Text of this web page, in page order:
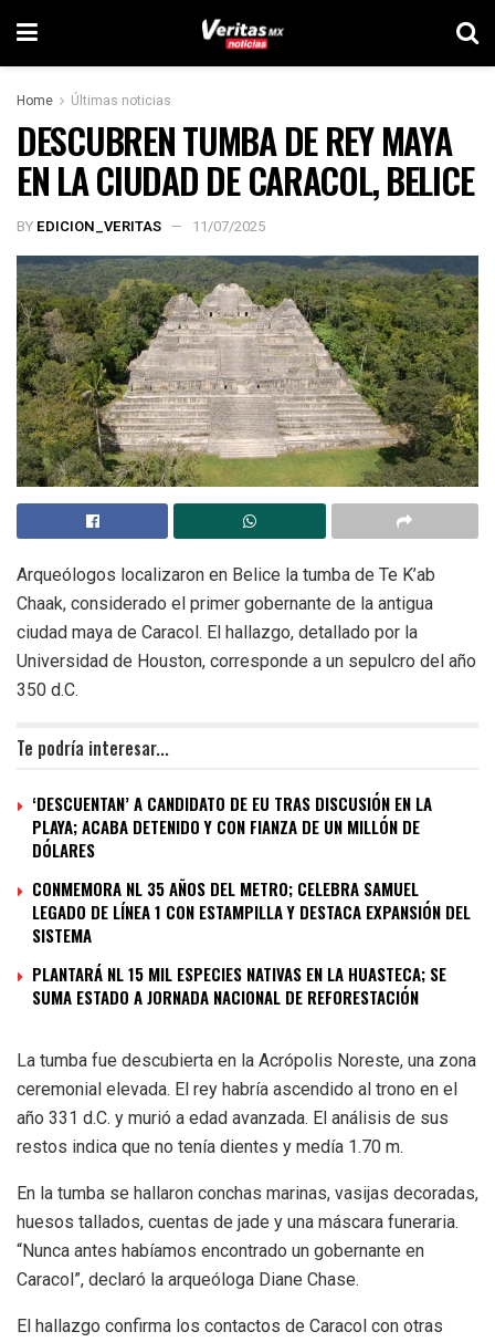
Home Últimas noticias
DESCUBREN TUMBA DE REY MAYA
EN LA CIUDAD DE CARACOL, BELICE
BY EDICION_VERITAS 11/07/2025
Arqueólogos localizaron en Belice la tumba de Te K’ab
Chaak, considerado el primer gobernante de la antigua
ciudad maya de Caracol. El hallazgo, detallado por la
Universidad de Houston, corresponde a un sepulcro del año
350 d.C.
Te podría interesar...
‘DESCUENTAN’ A CANDIDATO DE EU TRAS DISCUSIÓN EN LA
PLAYA; ACABA DETENIDO Y CON FIANZA DE UN MILLÓN DE
DÓLARES
CONMEMORA NL 35 AÑOS DEL METRO; CELEBRA SAMUEL
LEGADO DE LÍNEA 1 CON ESTAMPILLA Y DESTACA EXPANSIÓN DEL
SISTEMA
PLANTARÁ NL 15 MIL ESPECIES NATIVAS EN LA HUASTECA; SE
SUMA ESTADO A JORNADA NACIONAL DE REFORESTACIÓN
La tumba fue descubierta en la Acrópolis Noreste, una zona
ceremonial elevada. El rey habría ascendido al trono en el
año 331 d.C. y murió a edad avanzada. El análisis de sus
restos indica que no tenía dientes y medía 1.70 m.
En la tumba se hallaron conchas marinas, vasijas decoradas,
huesos tallados, cuentas de jade y una máscara funeraria.
“Nunca antes habíamos encontrado un gobernante en
Caracol”, declaró la arqueóloga Diane Chase.
El hallazgo confirma los contactos de Caracol con otras